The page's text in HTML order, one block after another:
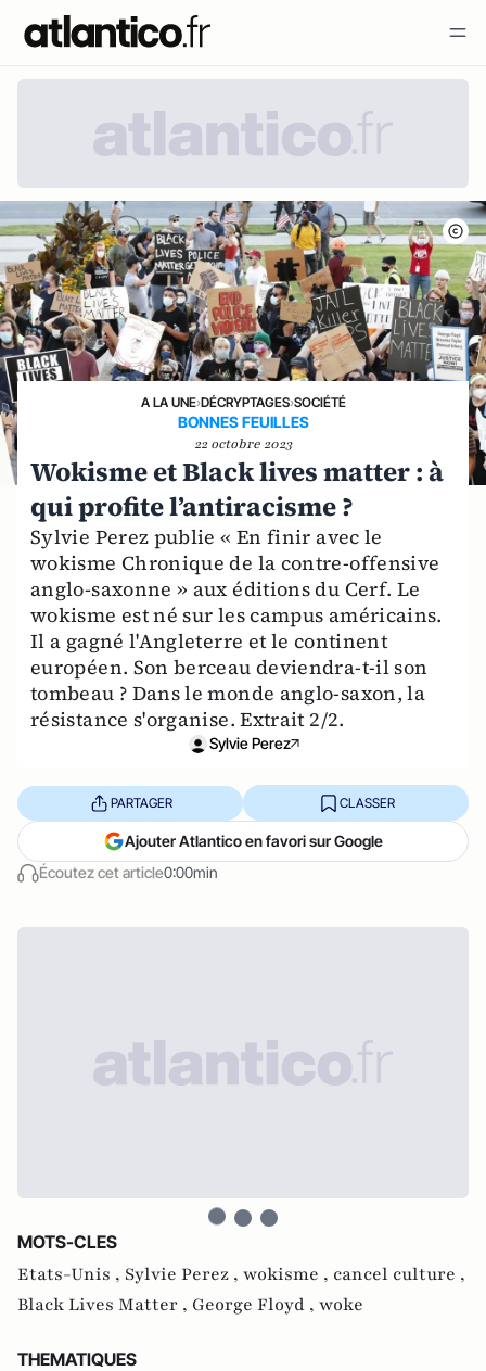
A LA UNE›DÉCRYPTAGES›SOCIÉTÉ
BONNES FEUILLES
22 octobre 2023
Wokisme et Black lives matter : à
qui profite l’antiracisme ?
Sylvie Perez publie « En finir avec le
wokisme Chronique de la contre-offensive
anglo-saxonne » aux éditions du Cerf. Le
wokisme est né sur les campus américains.
Il a gagné l'Angleterre et le continent
européen. Son berceau deviendra-t-il son
tombeau ? Dans le monde anglo-saxon, la
résistance s'organise. Extrait 2/2.
Sylvie Perez
Écoutez cet article0:00min
PARTAGER CLASSER
Ajouter Atlantico en favori sur Google
MOTS-CLES
Etats-Unis , Sylvie Perez , wokisme , cancel culture ,
Black Lives Matter , George Floyd , woke
THEMATIQUES